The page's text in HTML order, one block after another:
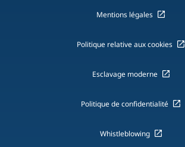
Mentions légales
Politique relative aux cookies
Esclavage moderne
Politique de confidentialité
Whistleblowing